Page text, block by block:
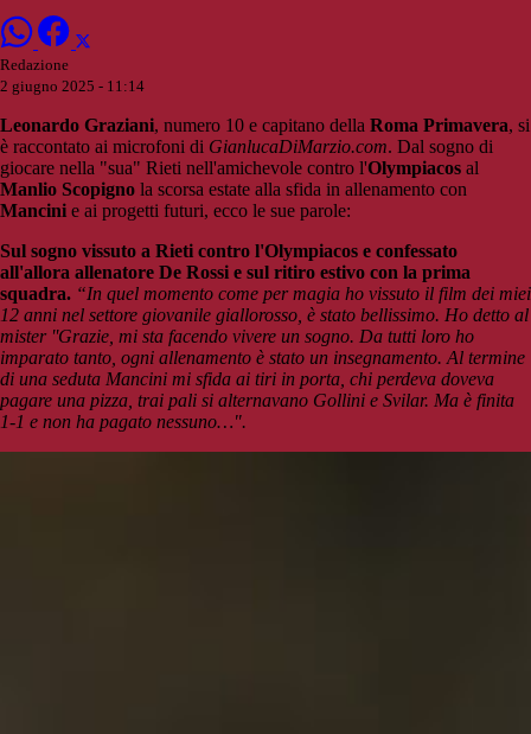
Redazione
2 giugno 2025 - 11:14
Leonardo Graziani, numero 10 e capitano della Roma Primavera, si
è raccontato ai microfoni di GianlucaDiMarzio.com. Dal sogno di
giocare nella "sua" Rieti nell'amichevole contro l'Olympiacos al
Manlio Scopigno la scorsa estate alla sfida in allenamento con
Mancini e ai progetti futuri, ecco le sue parole:
Sul sogno vissuto a Rieti contro l'Olympiacos e confessato
all'allora allenatore De Rossi e sul ritiro estivo con la prima
squadra. “In quel momento come per magia ho vissuto il film dei miei
12 anni nel settore giovanile giallorosso, è stato bellissimo. Ho detto al
mister ''Grazie, mi sta facendo vivere un sogno. Da tutti loro ho
imparato tanto, ogni allenamento è stato un insegnamento. Al termine
di una seduta Mancini mi sfida ai tiri in porta, chi perdeva doveva
pagare una pizza, trai pali si alternavano Gollini e Svilar. Ma è finita
1-1 e non ha pagato nessuno…".